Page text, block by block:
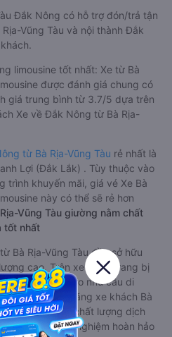
Đắk Nông có hỗ trợ đón/trả tận
Vũng Tàu và nội thành Đắk
limousine tốt nhất: Xe từ Bà
được đánh giá chung có
giá trung bình từ 3.7/5 dựa trên
Xe về Đắk Nông từ Bà Rịa-
từ Bà Rịa-Vũng Tàu rẻ nhất là
Lợi (Đắk Lắk) . Tùy thuộc vào
trình khuyến mãi, giá vé Xe Bà
này có thể sẽ rẻ hơn
Vũng Tàu giường nằm chất
tốt nhất
Bà Rịa-Vũng Tàu đều sở hữu
cao. Trên xe được trang bị
đại phục vụ cho nhu cầu di
cạnh đó, các hãng xe khách Bà
chú trọng đến chất lượng dịch
mang đến trải nghiệm hoàn hảo